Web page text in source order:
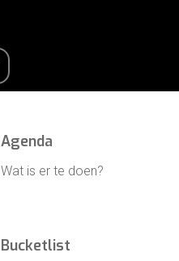
Agenda
Wat is er te doen?
Bucketlist